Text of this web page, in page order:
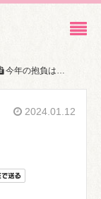
今年の抱負は…
2024.01.12